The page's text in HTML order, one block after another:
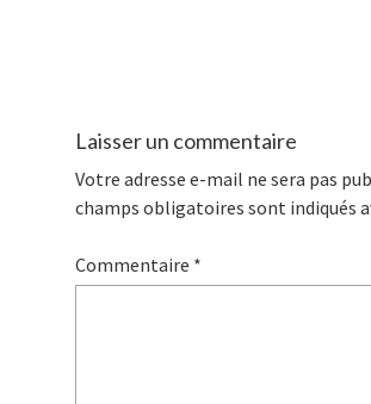
Laisser un commentaire
Votre adresse e-mail ne sera pas
champs obligatoires sont indiqués
Commentaire *